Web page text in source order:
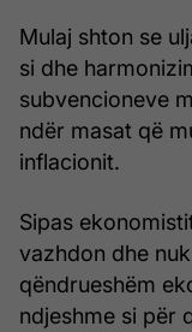
Mulaj shton se
si dhe
subvencioneve
ndër masat që
inflacionit.
Sipas
vazhdon dhe
qëndrueshëm
ndjeshme si për